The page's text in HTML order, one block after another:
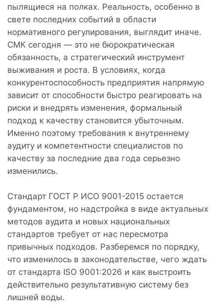
пылящиеся на полках. Реальность, особенно в
свете последних событий в области
нормативного регулирования, выглядит иначе.
СМК сегодня — это не бюрократическая
обязанность, а стратегический инструмент
выживания и роста. В условиях, когда
конкурентоспособность предприятия напрямую
зависит от способности быстро реагировать на
риски и внедрять изменения, формальный
подход к качеству становится убыточным.
Именно поэтому требования к внутреннему
аудиту и компетентности специалистов по
качеству за последние два года серьезно
изменились.
Стандарт ГОСТ Р ИСО 9001-2015 остается
фундаментом, но надстройка в виде актуальных
методов аудита и новых национальных
стандартов требует от нас пересмотра
привычных подходов. Разберемся по порядку,
что изменилось в законодательстве, чего ждать
от стандарта ISO 9001:2026 и как выстроить
действительно результативную систему без
лишней воды.